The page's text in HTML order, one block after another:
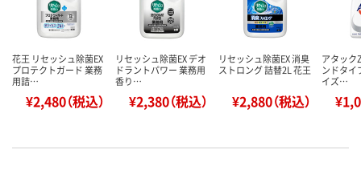
花王 リセッシュ除菌EX
プロテクトガード 業務
用詰…
¥2,480（税込）
リセッシュ除菌EX デオ
ドラントパワー 業務用
香り…
¥2,380（税込）
リセッシュ除菌EX 消臭
ストロング 詰替2L 花王
¥2,880（税込）
アタック
ンドタイ
イズ…